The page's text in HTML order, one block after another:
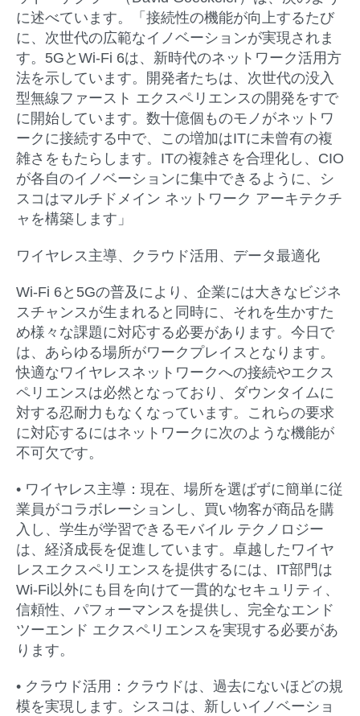
に述べています。「接続性の機能が向上するたび
に、次世代の広範なイノベーションが実現されま
す。5GとWi-Fi 6は、新時代のネットワーク活用方
法を示しています。開発者たちは、次世代の没入
型無線ファースト エクスペリエンスの開発をすで
に開始しています。数十億個ものモノがネットワ
ークに接続する中で、この増加はITに未曾有の複
雑さをもたらします。ITの複雑さを合理化し、CIO
が各自のイノベーションに集中できるように、シ
スコはマルチドメイン ネットワーク アーキテクチ
ャを構築します」
ワイヤレス主導、クラウド活用、データ最適化
Wi-Fi 6と5Gの普及により、企業には大きなビジネ
スチャンスが生まれると同時に、それを生かすた
め様々な課題に対応する必要があります。今日で
は、あらゆる場所がワークプレイスとなります。
快適なワイヤレスネットワークへの接続やエクス
ペリエンスは必然となっており、ダウンタイムに
対する忍耐力もなくなっています。これらの要求
に対応するにはネットワークに次のような機能が
不可欠です。
• ワイヤレス主導： 現在、場所を選ばずに簡単に従
業員がコラボレーションし、買い物客が商品を購
入し、学生が学習できるモバイル テクノロジー
は、経済成長を促進しています。卓越したワイヤ
レスエクスペリエンスを提供するには、IT部門は
Wi-Fi以外にも目を向けて一貫的なセキュリティ、
信頼性、パフォーマンスを提供し、完全なエンド
ツーエンド エクスペリエンスを実現する必要があ
ります。
• クラウド活用： クラウドは、過去にないほどの規
模を実現します。シスコは、新しいイノベーショ